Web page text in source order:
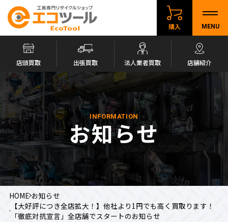
購入 MENU
店頭買取 出張買取 法人業者買取 店舗紹介
INFORMATION
お知らせ
HOME お知らせ
【大好評につき全店拡大！】他社より1円でも高く買取ります！
「徹底対抗宣言」全店舗でスタートのお知らせ